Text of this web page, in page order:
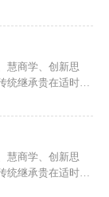
然道德智慧诗文传
升人类自然道德
，在世界上首次提
回归自我，生命
道德智慧就是力
重要理念，首倡
慧商教育，自然道
然道德智慧诗文传
提升人类自然道德
慧商学、创新思
继承贵在适时创
，在世界上首次提
回归自我，生命
德智慧就是力
重要理念，首倡
慧商教育，自然道
慧商学、创新思
继承贵在适时创